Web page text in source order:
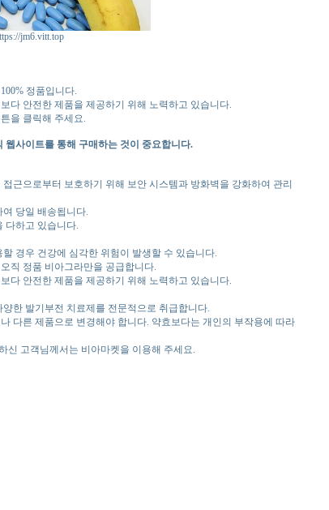
jm6.vitt.top
정품입니다.
다 안전한 제품을 제공하기 위해 노력하고 있습니다.
을 클릭해 주세요.
사이트를 통해 구매하는 것이 중요합니다.
근으로부터 보호하기 위해 보안 시스템과 방화벽을 강화하여 관리
당일 배송됩니다.
다하고 있습니다.
경우 건강에 심각한 위험이 발생할 수 있습니다.
직 정품 비아그라만을 공급합니다.
다 안전한 제품을 제공하기 위해 노력하고 있습니다.
한 발기부전 치료제를 전문적으로 취급합니다.
다른 제품으로 변경해야 합니다. 약효보다는 개인의 부작용에 따라
신 고객님께서는 비아마켓을 이용해 주세요.